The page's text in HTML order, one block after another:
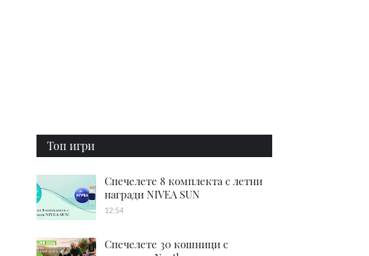
Топ игри
Спечелете 8 комплекта с летни
награди NIVEA SUN
12:54
Спечелете 30 кошници с